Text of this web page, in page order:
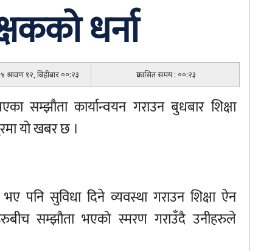
धर्ना
श्रावण १२, बिहीबार ००:२३ प्रकासित समय : ००:२३
कार्यान्वयन गराउन बुधबार शिक्षा
यो खबर छ ।
पनि सुविधा दिने व्यवस्था गराउन शिक्षा ऐन
सम्झौता भएको स्मरण गराउँदै उनीहरुले